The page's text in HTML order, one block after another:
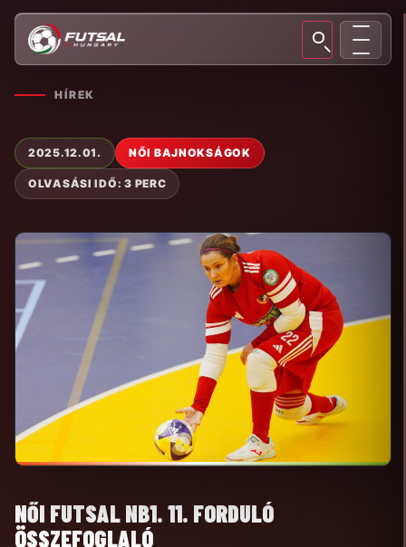
HÍREK
2025.12.01. NŐI BAJNOKSÁGOK
OLVASÁSI IDŐ: 3 PERC
NŐI FUTSAL NB1. 11. FORDULÓ
ÖSSZEFOGLALÓ